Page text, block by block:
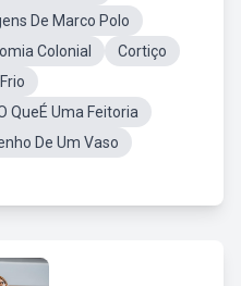
De Marco Polo
Colonial
Cortiço
QueÉ Uma Feitoria
De Um Vaso